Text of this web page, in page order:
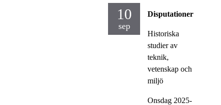
10
sep
Disputationer
Historiska
studier av
teknik,
vetenskap och
miljö
Onsdag 2025-